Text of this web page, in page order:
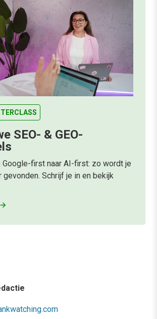
SEO- & GEO-
Google-first naar AI-first: zo wordt je
gevonden. Schrijf je in en bekijk